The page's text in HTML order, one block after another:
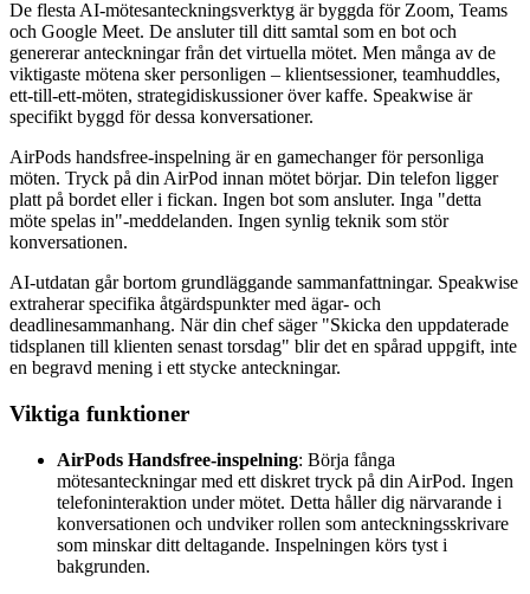
De flesta AI-mötesanteckningsverktyg är byggda för Zoom, Teams
och Google Meet. De ansluter till ditt samtal som en bot och
genererar anteckningar från det virtuella mötet. Men många av de
viktigaste mötena sker personligen – klientsessioner, teamhuddles,
ett-till-ett-möten, strategidiskussioner över kaffe. Speakwise är
specifikt byggd för dessa konversationer.
AirPods handsfree-inspelning är en gamechanger för personliga
möten. Tryck på din AirPod innan mötet börjar. Din telefon ligger
platt på bordet eller i fickan. Ingen bot som ansluter. Inga "detta
möte spelas in"-meddelanden. Ingen synlig teknik som stör
konversationen.
AI-utdatan går bortom grundläggande sammanfattningar. Speakwise
extraherar specifika åtgärdspunkter med ägar- och
deadlinesammanhang. När din chef säger "Skicka den uppdaterade
tidsplanen till klienten senast torsdag" blir det en spårad uppgift, inte
en begravd mening i ett stycke anteckningar.
Viktiga funktioner
AirPods Handsfree-inspelning: Börja fånga
mötesanteckningar med ett diskret tryck på din AirPod. Ingen
telefoninteraktion under mötet. Detta håller dig närvarande i
konversationen och undviker rollen som anteckningsskrivare
som minskar ditt deltagande. Inspelningen körs tyst i
bakgrunden.